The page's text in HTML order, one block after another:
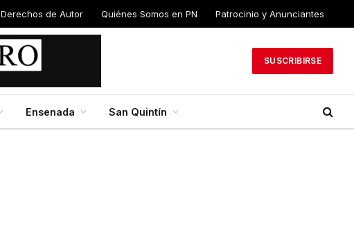
Derechos de Autor Quiénes Somos en PN Patrocinio y Anunciantes
SUSCRIBIRSE
Ensenada San Quintín